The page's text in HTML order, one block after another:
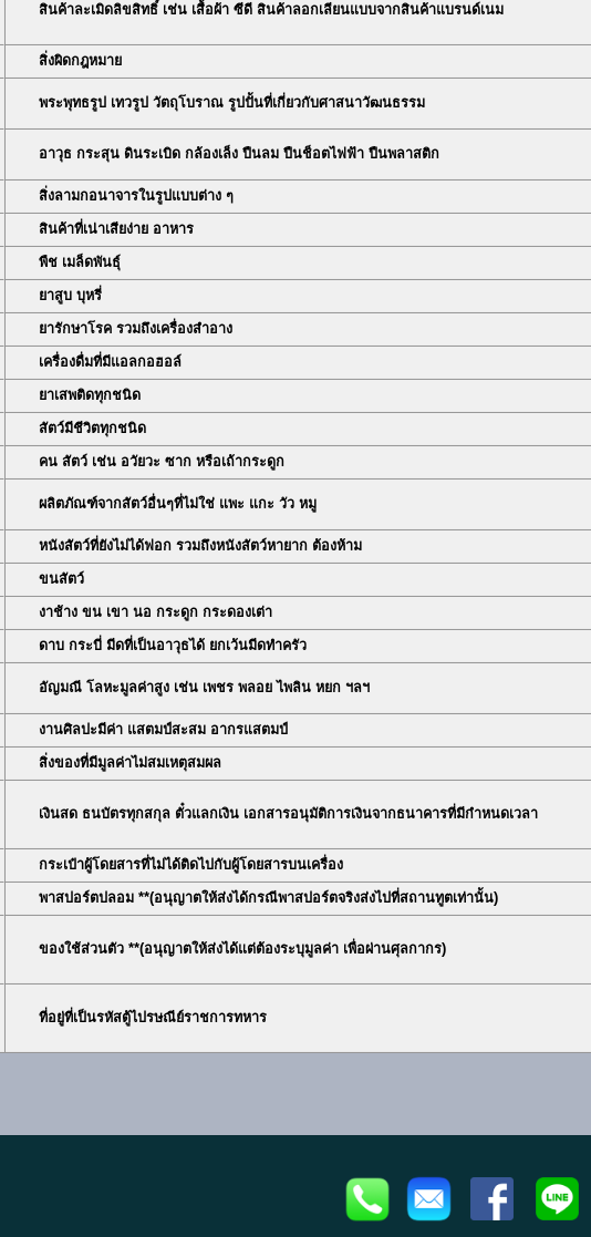
สินค้าละเมิดลิขสิทธิ์ เช่น เสื้อผ้า ซีดี สินค้าลอกเลียนแบบจากสินค้าแบรนด์เนม
สิ่งผิดกฎหมาย
พระพุทธรูป เทวรูป วัตถุโบราณ รูปปั้นที่เกี่ยวกับศาสนาวัฒนธรรม
อาวุธ กระสุน ดินระเบิด กล้องเล็ง ปืนลม ปืนช็อตไฟฟ้า ปืนพลาสติก
สิ่งลามกอนาจารในรูปแบบต่าง ๆ
สินค้าที่เน่าเสียง่าย อาหาร
พืช เมล็ดพันธุ์
ยาสูบ บุหรี่
ยารักษาโรค รวมถึงเครื่องสำอาง
เครื่องดื่มที่มีแอลกอฮอล์
ยาเสพติดทุกชนิด
สัตว์มีชีวิตทุกชนิด
คน สัตว์ เช่น อวัยวะ ซาก หรือเถ้ากระดูก
ผลิตภัณฑ์จากสัตว์อื่นๆที่ไม่ใช่ แพะ แกะ วัว หมู
หนังสัตว์ที่ยังไม่ได้ฟอก รวมถึงหนังสัตว์หายาก ต้องห้าม
ขนสัตว์
งาช้าง ขน เขา นอ กระดูก กระดองเต่า
ดาบ กระบี่ มีดที่เป็นอาวุธได้ ยกเว้นมีดทำครัว
อัญมณี โลหะมูลค่าสูง เช่น เพชร พลอย ไพลิน หยก ฯลฯ
งานศิลปะมีค่า แสตมป์สะสม อากรแสตมป์
สิ่งของที่มีมูลค่าไม่สมเหตุสมผล
เงินสด ธนบัตรทุกสกุล ตั๋วแลกเงิน เอกสารอนุมัติการเงินจากธนาคารที่มีกำหนดเวลา
กระเป๋าผู้โดยสารที่ไม่ได้ติดไปกับผู้โดยสารบนเครื่อง
พาสปอร์ตปลอม **(อนุญาตให้ส่งได้กรณีพาสปอร์ตจริงส่งไปที่สถานทูตเท่านั้น)
ของใช้ส่วนตัว **(อนุญาตให้ส่งได้แต่ต้องระบุมูลค่า เพื่อผ่านศุลกากร)
ที่อยู่ที่เป็นรหัสตู้ไปรษณีย์ราชการทหาร